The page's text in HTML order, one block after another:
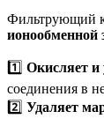
Фильтрующий
ионообменной
1️⃣ Окисляет и
соединения в
2️⃣ Удаляет